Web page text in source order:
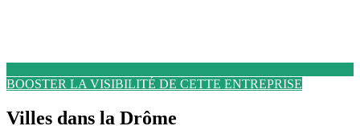
BOOSTER LA VISIBILITÉ DE CETTE ENTREPRISE
Villes dans la Drôme